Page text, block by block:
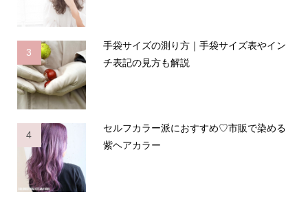
3
手袋サイズの測り方｜手袋サイズ表やイン
チ表記の見方も解説
4
セルフカラー派におすすめ♡市販で染める
紫ヘアカラー